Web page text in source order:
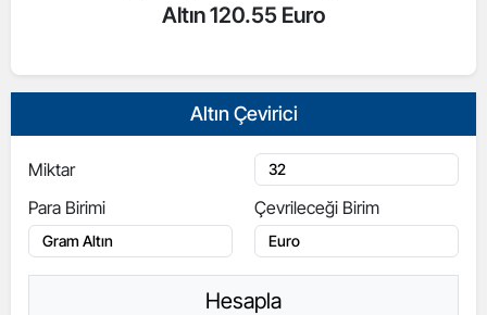
Altın 120.55 Euro
Altın Çevirici
Miktar
Para Birimi
Çevrileceği Birim
Hesapla